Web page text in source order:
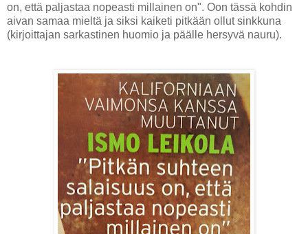
on, että paljastaa nopeasti millainen on". Oon tässä kohdin
aivan samaa mieltä ja siksi kaiketi pitkään ollut sinkkuna
(kirjoittajan sarkastinen huomio ja päälle hersyvä nauru).